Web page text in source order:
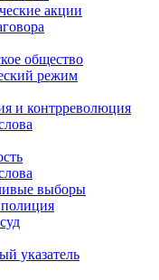
акции
общество
режим
и контрреволюция
выборы
указатель